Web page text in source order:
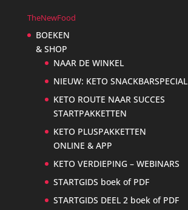
TheNewFood
BOEKEN
& SHOP
NAAR DE WINKEL
NIEUW: KETO SNACKBARSPECIAL
KETO ROUTE NAAR SUCCES
STARTPAKKETTEN
KETO PLUSPAKKETTEN
ONLINE & APP
KETO VERDIEPING – WEBINARS
STARTGIDS boek of PDF
STARTGIDS DEEL 2 boek of PDF